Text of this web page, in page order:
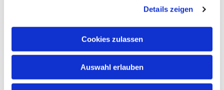
Details zeigen
Cookies zulassen
Auswahl erlauben